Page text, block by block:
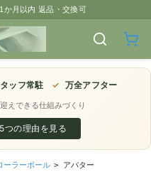
1か月以内 返品・交換可
ッフ常駐 ✓ 万全アフター
えできる仕組みづくり
つの理由を見る
ーラーボール > アバター